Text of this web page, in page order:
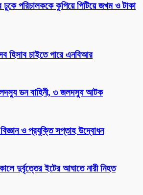
ঢুকে পরিচালককে কুপিয়ে পিটিয়ে জখম ও টাকা
হিসাব চাইতে পারে এনবিআর
ডন বাহিনী, ৩ জলদস্যু আটক
ও প্রযুক্তি সপ্তাহ উদ্বোধন
দুর্বৃত্তের ইটের আঘাতে নারী নিহত